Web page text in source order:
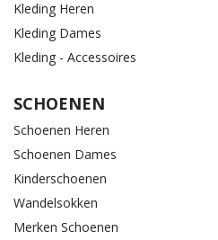
Kleding Heren
Kleding Dames
Kleding - Accessoires
SCHOENEN
Schoenen Heren
Schoenen Dames
Kinderschoenen
Wandelsokken
Merken Schoenen